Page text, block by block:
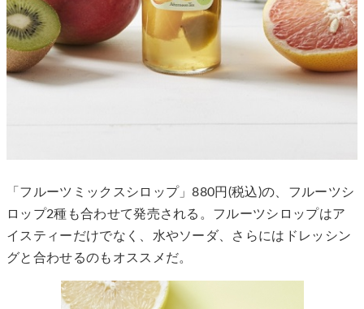
「フルーツミックスシロップ」880円(税込)の、フルーツシ
ロップ2種も合わせて発売される。フルーツシロップはア
イスティーだけでなく、水やソーダ、さらにはドレッシン
グと合わせるのもオススメだ。